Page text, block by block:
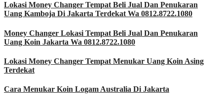
Lokasi Money Changer Tempat Beli Jual Dan Penukaran
Uang Kamboja Di Jakarta Terdekat Wa 0812.8722.1080
Money Changer Lokasi Tempat Beli Jual Dan Penukaran
Uang Koin Jakarta Wa 0812.8722.1080
Lokasi Money Changer Tempat Menukar Uang Koin Asing
Terdekat
Cara Menukar Koin Logam Australia Di Jakarta